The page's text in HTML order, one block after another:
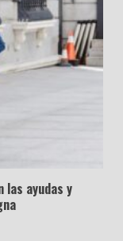
las ayudas y